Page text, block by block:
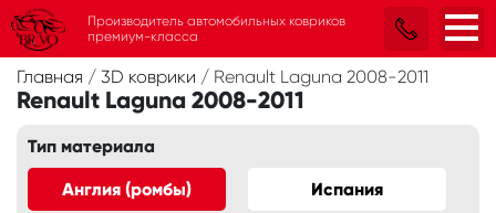
Главная / 3D коврики / Renault Laguna 2008-2011
Renault Laguna 2008-2011
Тип материала
Англия (ромбы) Испания
Производитель автомобильных ковриков
премиум-класса